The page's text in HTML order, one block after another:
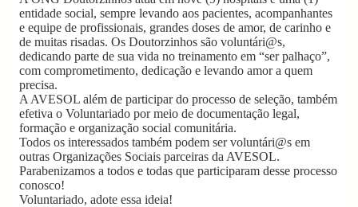
entidade social, sempre levando aos pacientes, acompanhantes
e equipe de profissionais, grandes doses de amor, de carinho e
de muitas risadas. Os Doutorzinhos são voluntári@s,
dedicando parte de sua vida no treinamento em “ser palhaço”,
com comprometimento, dedicação e levando amor a quem
precisa.
A AVESOL além de participar do processo de seleção, também
efetiva o Voluntariado por meio de documentação legal,
formação e organização social comunitária.
Todos os interessados também podem ser voluntári@s em
outras Organizações Sociais parceiras da AVESOL.
Parabenizamos a todos e todas que participaram desse processo
conosco!
Voluntariado, adote essa ideia!